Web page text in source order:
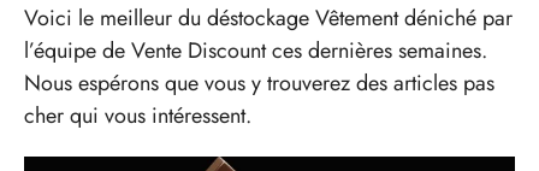
Voici le meilleur du déstockage Vêtement déniché par
l’équipe de Vente Discount ces dernières semaines.
Nous espérons que vous y trouverez des articles pas
cher qui vous intéressent.